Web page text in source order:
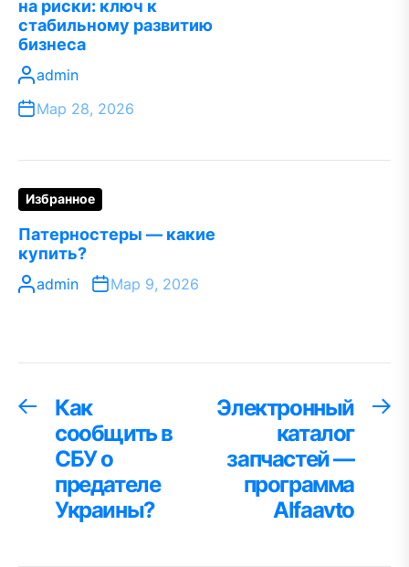
на риски: ключ к
стабильному развитию
бизнеса
admin
Мар 28, 2026
Избранное
Патерностеры — какие
купить?
admin Мар 9, 2026
Навигация
записям
Предыдущая
запись:
Как
сообщить в
СБУ о
предателе
Украины?
Электронный
каталог
запчастей —
программа
Alfaavto